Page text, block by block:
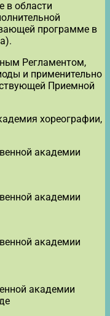
в области
программе в
Регламентом,
и применительно
Приемной
хореографии,
академии
академии
академии
академии